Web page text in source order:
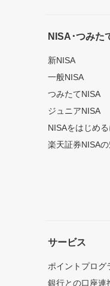
NISA･つみた
新NISA
一般NISA
つみたてNISA
ジュニアNISA
NISAをはじめ
楽天証券NISAの
サービス
ポイントプログ
銀行との口座連